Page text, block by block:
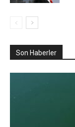
Son Haberler